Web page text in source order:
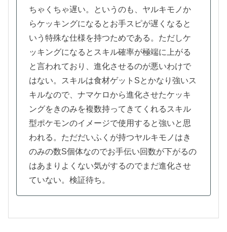
ちゃくちゃ遅い。というのも、ヤルキモノか
らケッキングになるとお手スピが遅くなると
いう特殊な仕様を持つためである。ただしケ
ッキングになるとスキル確率が極端に上がる
と言われており、進化させるのが悪いわけで
はない。スキルは食材ゲットSとかなり強いス
キルなので、ナマケロから進化させたケッキ
ングをきのみを複数持ってきてくれるスキル
型ポケモンのイメージで使用すると強いと思
われる。ただだいふくが持つヤルキモノはき
のみの数S個体なのでお手伝い回数が下がるの
はあまりよくない気がするのでまだ進化させ
ていない。検証待ち。